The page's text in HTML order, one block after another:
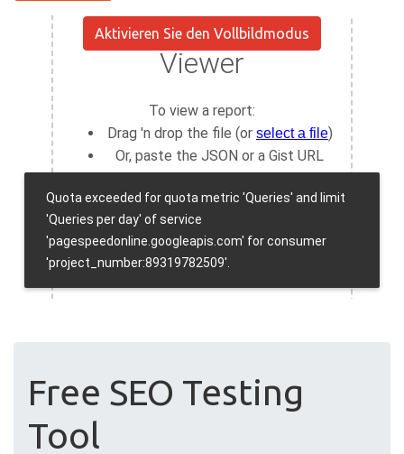
Aktivieren Sie den Vollbildmodus
Free SEO Testing
Tool